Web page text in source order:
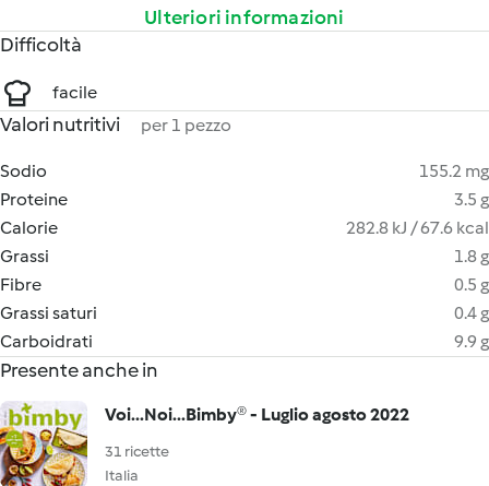
Ulteriori informazioni
Difficoltà
facile
Valori nutritivi per 1 pezzo
Sodio
155.2 mg
Proteine
3.5 g
Calorie
282.8 kJ / 67.6 kcal
Grassi
1.8 g
Fibre
0.5 g
Grassi saturi
0.4 g
Carboidrati
9.9 g
Presente anche in
Voi...Noi...Bimby® - Luglio agosto 2022
31 ricette
Italia